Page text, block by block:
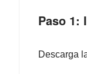
Paso 1:
Descarga